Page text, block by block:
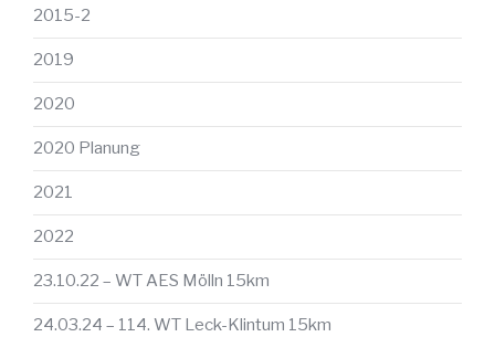
2015-2
2019
2020
2020 Planung
2021
2022
23.10.22 – WT AES Mölln 15km
24.03.24 – 114. WT Leck-Klintum 15km